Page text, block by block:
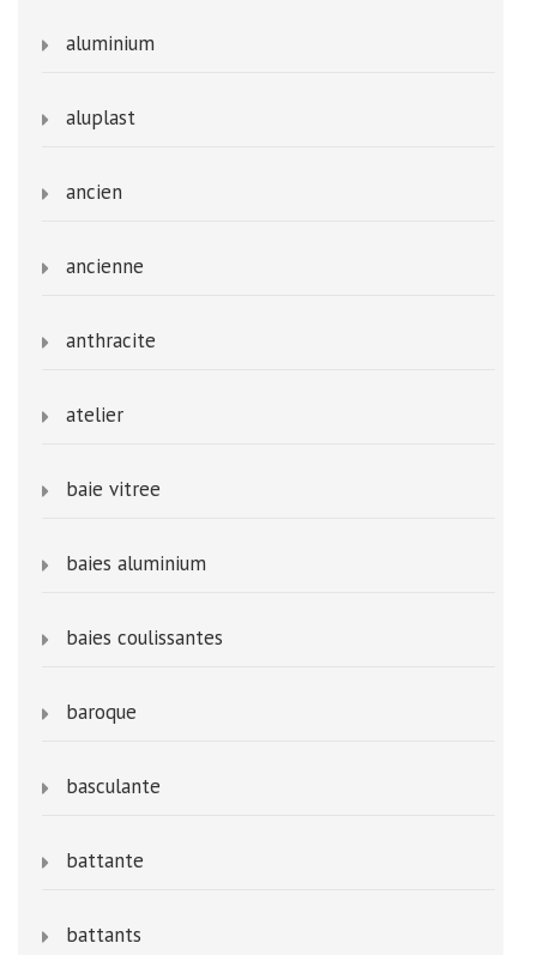
aluminium
aluplast
ancien
ancienne
anthracite
atelier
baie vitree
baies aluminium
baies coulissantes
baroque
basculante
battante
battants